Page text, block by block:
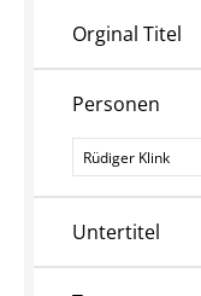
Orginal Titel
Personen
Personen
Untertitel